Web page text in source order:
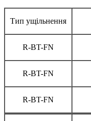
Тип ущільнення
R-BT-FN
R-BT-FN
R-BT-FN